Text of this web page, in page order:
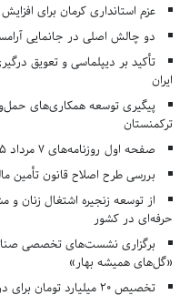
عزم استانداری کرمان برای
دو چالش اصلی در جانمایی
تأکید بر دیپلماسی و تعویق
ایران
پیگیری توسعه همکاری‌های
ترکمنستان
صفحه اول روزنامه‌های 7 مرداد 1405
بررسی طرح اصلاح قانون تأمین
از توسعه زنجیره اشتغال زنان
حرفه‌ای در کشور
برگزاری نشست‌های تخصصی
«گل‌های همیشه بهار»
تخصیص ۲۰ میلیارد تومان برای درمان بیماران هموفیلی